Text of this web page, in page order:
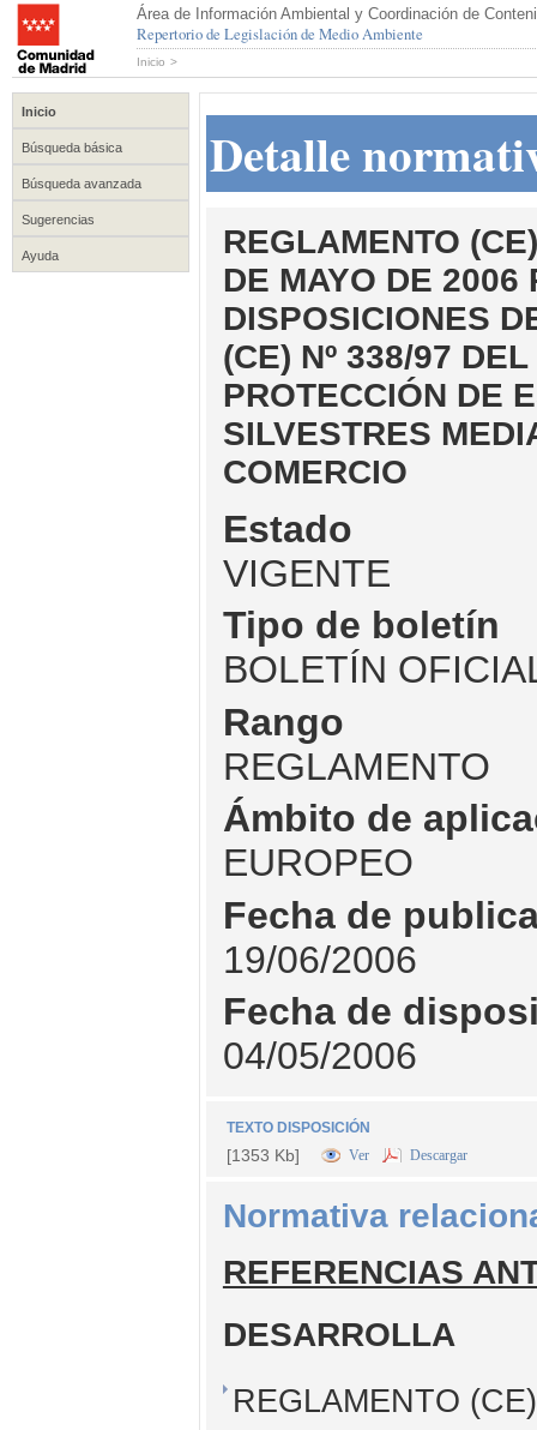
Área de Información Ambiental y Coordinación de
Repertorio de Legislación de Medio Ambiente
Inicio >
Inicio
Búsqueda básica
Búsqueda avanzada
Sugerencias
Ayuda
Detalle
REGLAMENTO
DE MAYO DE 2006
DISPOSICIONES
(CE) Nº 338/97
PROTECCIÓN DE
SILVESTRES
COMERCIO
Estado
VIGENTE
Tipo de boletín
BOLETÍN
Rango
REGLAMENTO
Ámbito de
EUROPEO
Fecha de
19/06/2006
Fecha de
04/05/2006
TEXTO DISPOSICIÓN
[1353 Kb] Ver Descargar
Normativa
REFERENCIAS
DESARROLLA
REGLAMENTO